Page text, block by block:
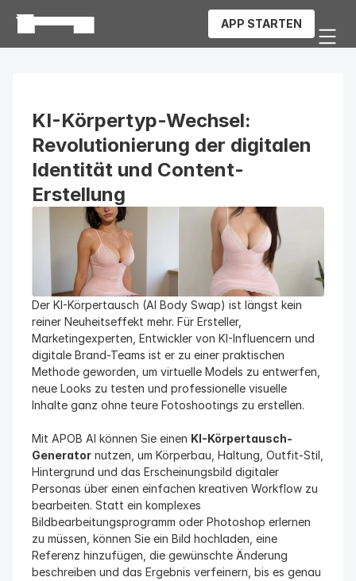
APP STARTEN
KI-Körpertyp-Wechsel:
Revolutionierung der digitalen
Identität und Content-
Erstellung
Der KI-Körpertausch (AI Body Swap) ist längst kein
reiner Neuheitseffekt mehr. Für Ersteller,
Marketingexperten, Entwickler von KI-Influencern und
digitale Brand-Teams ist er zu einer praktischen
Methode geworden, um virtuelle Models zu entwerfen,
neue Looks zu testen und professionelle visuelle
Inhalte ganz ohne teure Fotoshootings zu erstellen.
Mit APOB AI können Sie einen KI-Körpertausch-
Generator nutzen, um Körperbau, Haltung, Outfit-Stil,
Hintergrund und das Erscheinungsbild digitaler
Personas über einen einfachen kreativen Workflow zu
bearbeiten. Statt ein komplexes
Bildbearbeitungsprogramm oder Photoshop erlernen
zu müssen, können Sie ein Bild hochladen, eine
Referenz hinzufügen, die gewünschte Änderung
beschreiben und das Ergebnis verfeinern, bis es genau